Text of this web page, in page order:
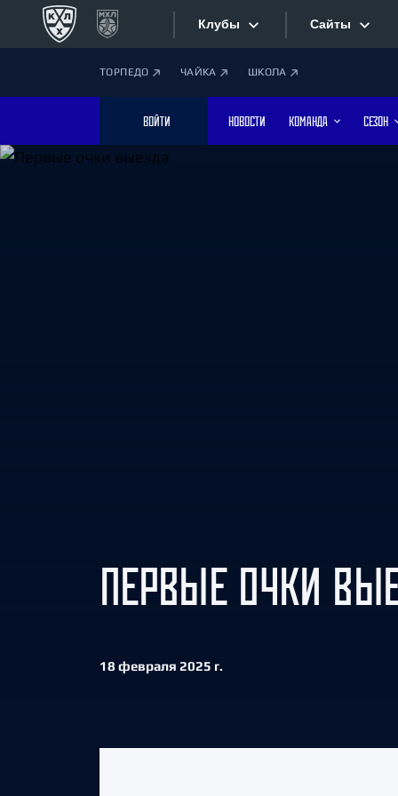
Клубы
Дивизион Боброва
Лада
Сайты
ТОРПЕДО ЧАЙКА ШКОЛА
ВОЙТИ НОВОСТИ КОМАНДА СЕЗОН
ПЕРВЫЕ ОЧКИ
18 февраля 2025 г.